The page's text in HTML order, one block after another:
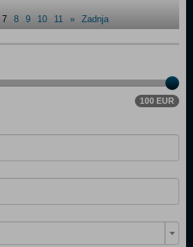
7 8 9 10 11 » Zadnja
100 EUR